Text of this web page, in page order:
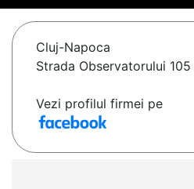
Cluj-Napoca
Strada Observatorului 105
Vezi profilul firmei pe